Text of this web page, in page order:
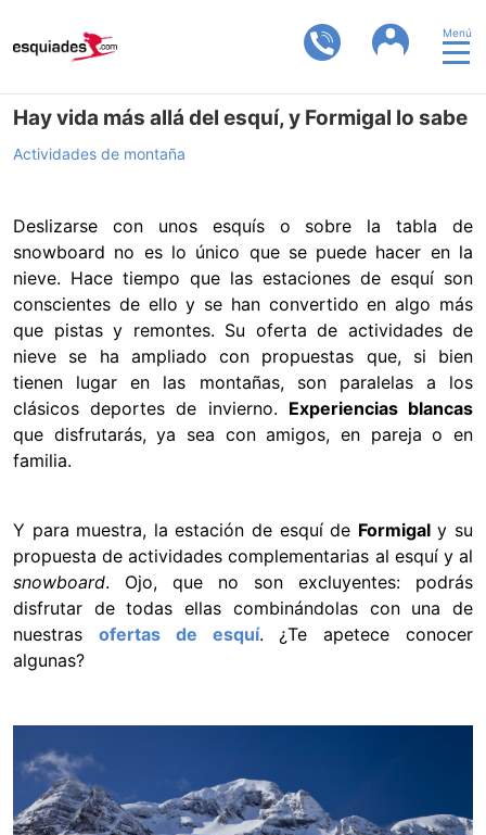
Menú
Hay vida más allá del esquí, y Formigal lo sabe
Actividades de montaña
Deslizarse con unos esquís o sobre la tabla de
snowboard no es lo único que se puede hacer en la
nieve. Hace tiempo que las estaciones de esquí son
conscientes de ello y se han convertido en algo más
que pistas y remontes. Su oferta de actividades de
nieve se ha ampliado con propuestas que, si bien
tienen lugar en las montañas, son paralelas a los
clásicos deportes de invierno. Experiencias blancas
que disfrutarás, ya sea con amigos, en pareja o en
familia.
Y para muestra, la estación de esquí de Formigaly su
propuesta de actividades complementarias al esquí y al
snowboard. Ojo, que no son excluyentes: podrás
disfrutar de todas ellas combinándolas con una de
nuestras ofertas de esquí. ¿Te apetece conocer
algunas?